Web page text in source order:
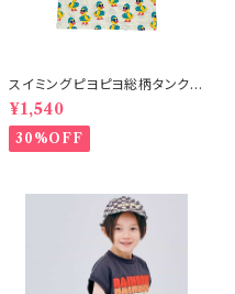
スイミングピヨピヨ総柄タンクト
ップ アイボリー
¥1,540
30%OFF